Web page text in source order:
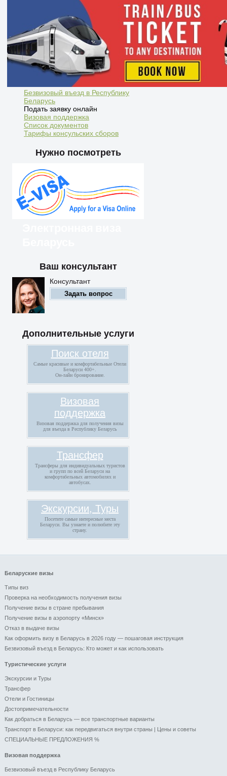
Безвизовый въезд в Республику
Беларусь
Подать заявку онлайн
Визовая поддержка
Список документов
Тарифы консульских сборов
Нужно посмотреть
Иностранцы могут
въезжать в Беларусь по
электронной визе
Ваш консультант
Консультант
Задать вопрос
Дополнительные услуги
Поиск отеля
Самые красивые и комфортабельные Отели
Беларуси 400+.
Он-лайн бронирование.
Визовая
поддержка
Визовая поддержка для получения визы
для въезда в Республику Беларусь
Трансфер
Трансферы для индивидуальных туристов
и групп по всей Беларуси на
комфортабельных автомобилях и
автобусах.
Экскурсии, Туры
Посетите самые интересные места
Беларуси. Вы узнаете и полюбите эту
страну.
Беларуские визы
Типы виз
Проверка на необходимость получения визы
Получение визы в стране пребывания
Получение визы в аэропорту «Минск»
Отказ в выдаче визы
Как оформить визу в Беларусь в 2026 году — пошаговая инструкция
Безвизовый въезд в Беларусь: Кто может и как использовать
Туристические услуги
Экскурсии и Туры
Трансфер
Отели и Гоcтиницы
Достопримечательности
Как добраться в Беларусь — все транспортные варианты
Транспорт в Беларуси: как передвигаться внутри страны | Цены и советы
СПЕЦИАЛЬНЫЕ ПРЕДЛОЖЕНИЯ %
Визовая поддержка
Безвизовый въезд в Республику Беларусь